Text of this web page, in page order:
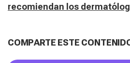
recomiendan los
COMPARTE ESTE